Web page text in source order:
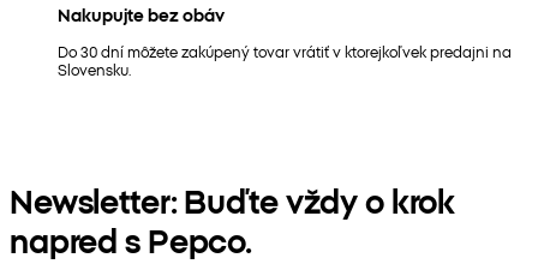
Nakupujte bez obáv
Do 30 dní môžete zakúpený tovar vrátiť v ktorejkoľvek predajni na
Slovensku.
Newsletter: Buďte vždy o krok
napred s Pepco.